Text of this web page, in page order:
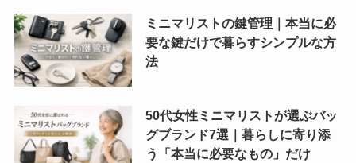
ミニマリストの鍵管理｜本当に必
要な鍵だけで暮らすシンプルな方
法
50代女性ミニマリストが選ぶバッ
グブランド7選｜暮らしに寄り添
う「本当に必要なもの」だけ